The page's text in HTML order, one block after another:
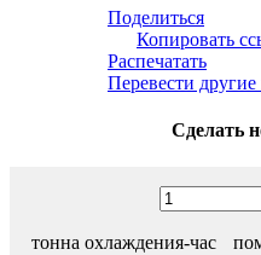
Поделиться
Копировать
Распечатать
Перевести
Сделать
тонна охлаждения-час